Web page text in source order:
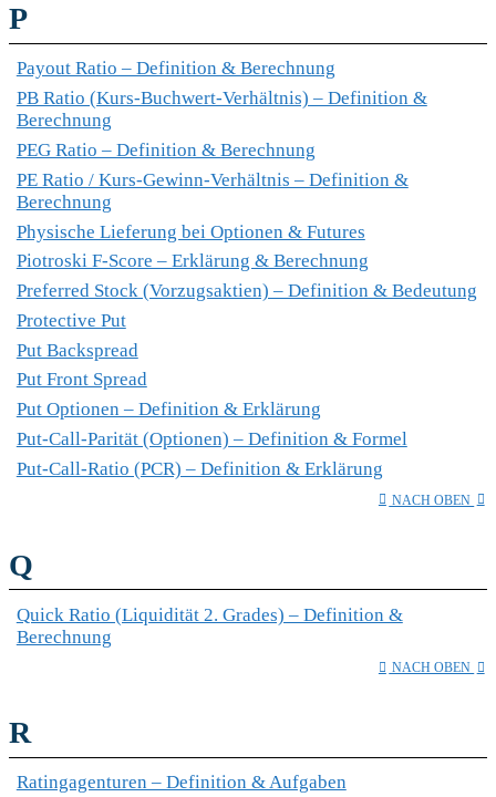
P
Payout Ratio – Definition & Berechnung
PB Ratio (Kurs-Buchwert-Verhältnis) – Definition &
Berechnung
PEG Ratio – Definition & Berechnung
PE Ratio / Kurs-Gewinn-Verhältnis – Definition &
Berechnung
Physische Lieferung bei Optionen & Futures
Piotroski F-Score – Erklärung & Berechnung
Preferred Stock (Vorzugsaktien) – Definition & Bedeutung
Protective Put
Put Backspread
Put Front Spread
Put Optionen – Definition & Erklärung
Put-Call-Parität (Optionen) – Definition & Formel
Put-Call-Ratio (PCR) – Definition & Erklärung
NACH OBEN
Q
Quick Ratio (Liquidität 2. Grades) – Definition &
Berechnung
NACH OBEN
R
Ratingagenturen – Definition & Aufgaben